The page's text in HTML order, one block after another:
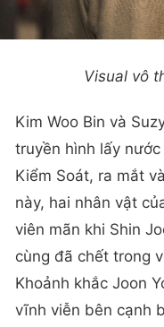
Visual vô
Kim Woo Bin và
truyền hình lấy
Kiểm Soát, ra mắt
này, hai nhân vật
viên mãn khi Shin
cùng đã chết trong
Khoảnh khắc Joon
vĩnh viễn bên cạnh